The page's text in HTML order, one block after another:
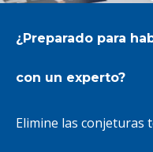
¿Preparado para
con un experto?
Elimine las conjeturas